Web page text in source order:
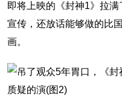
即将上映的《封神1》拉
宣传，还放话能够做的比
画。